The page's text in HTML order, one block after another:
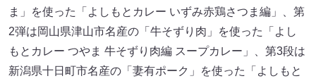
ま」を使った「よしもとカレー いずみ赤鶏さつま編」、第
2弾は岡山県津山市名産の「牛そずり肉」を使った「よし
もとカレー つやま 牛そずり肉編 スープカレー」、第3段は
新潟県十日町市名産の「妻有ポーク」を使った「よしもと